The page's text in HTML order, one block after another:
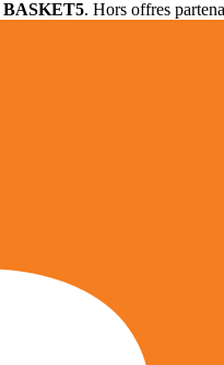
BASKET5. Hors offres